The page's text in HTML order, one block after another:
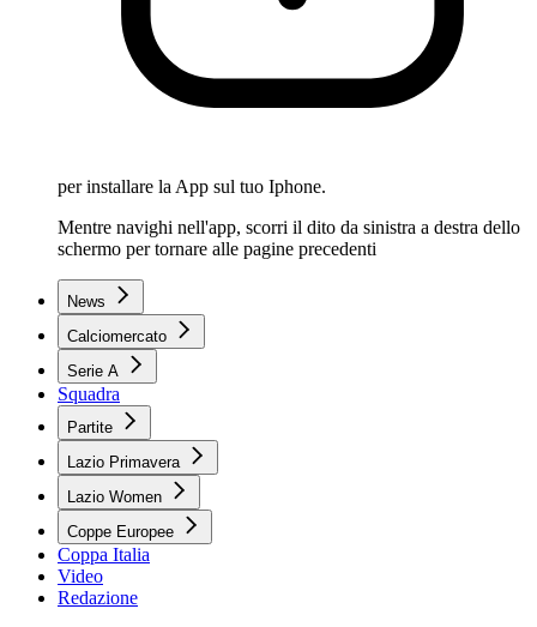
per installare la App sul tuo Iphone.
Mentre navighi nell'app, scorri il dito da sinistra a destra dello
schermo per tornare alle pagine precedenti
News
Calciomercato
Serie A
Squadra
Partite
Lazio Primavera
Lazio Women
Coppe Europee
Coppa Italia
Video
Redazione